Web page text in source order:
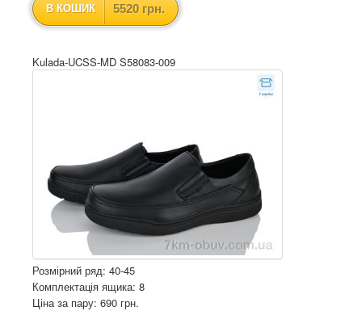
В КОШИК 5520 грн.
Kulada-UCSS-MD S58083-009
Розмірний ряд: 40-45
Комплектація ящика: 8
Ціна за пару: 690 грн.